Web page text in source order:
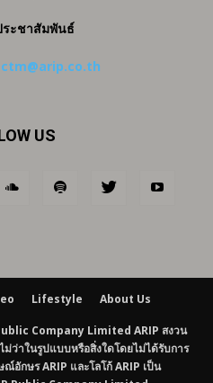
ระชาสัมพันธ์
ctm@arip.co.th
US
Lifestyle About Us
Company Limited ARIP สงวน
ว่าในรูปแบบหรือสิ่งใดโดยไม่ได้รับการ
อักษร ARIP และโลโก้ ARIP เป็น